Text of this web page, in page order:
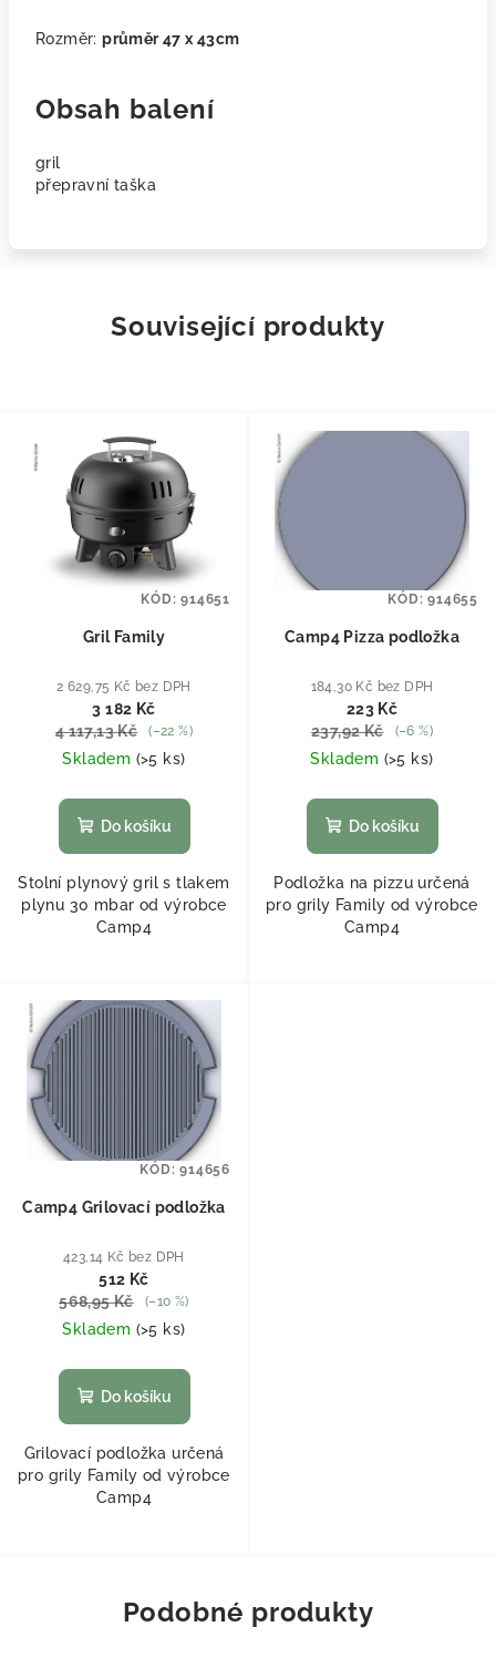
Rozměr:průměr 47 x 43cm
Obsah balení
gril
přepravní taška
Související produkty
Gril Family
2 629,75 Kč bez DPH
3 182 Kč
4 117,13 Kč
(–22 %)
Skladem (>5 ks)
Do košíku
Stolní plynový gril s tlakem
plynu 30 mbar od výrobce
Camp4
KÓD:914651
Camp4 Pizza podložka
184,30 Kč bez DPH
223 Kč
237,92 Kč
(–6 %)
Skladem (>5 ks)
Do košíku
Podložka na pizzu určená
pro grily Family od výrobce
Camp4
KÓD:914655
Camp4 Grilovací podložka
423,14 Kč bez DPH
512 Kč
568,95 Kč
(–10 %)
Skladem (>5 ks)
Do košíku
Grilovací podložka určená
pro grily Family od výrobce
Camp4
KÓD:914656
Podobné produkty